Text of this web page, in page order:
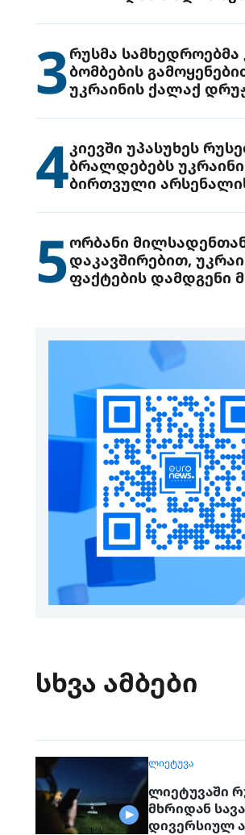
3რუსმა სამხედროებმა
ბომბების
უკრაინის ქალაქ
4კიევში უპასუხეს
ბრალდებებს
ბირთვული
5ორბანი
დაკავშირებით,
ფაქტების დამდგენი
სხვა ამბები
ᲚᲘᲔᲢᲣᲕᲐ
ლიეტუვაში
მხრიდან
დივერსიულ